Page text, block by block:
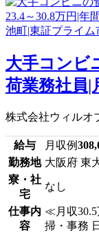
大手コンビ
荷業務社員|
株式会社ウィルオ
給与 月収例
勤務地 大阪府 東
寮・社
宅
なし
仕事内
容
≪月収
掃・事務